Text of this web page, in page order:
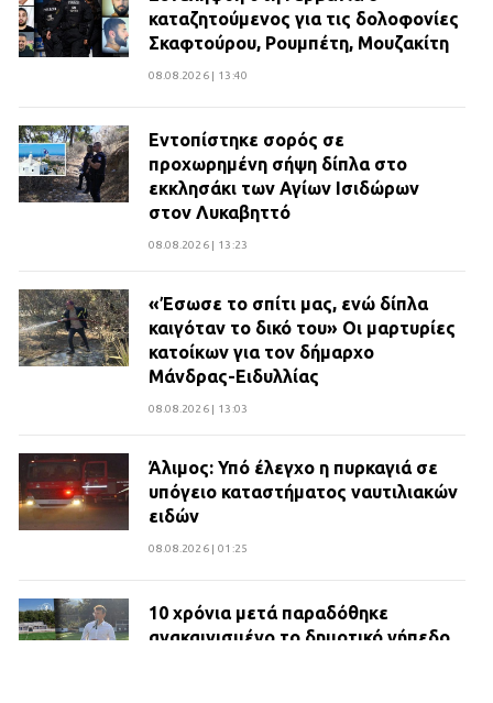
καταζητούμενος για τις δολοφονίες
Σκαφτούρου, Ρουμπέτη, Μουζακίτη
08.08.2026 | 13:40
Εντοπίστηκε σορός σε
προχωρημένη σήψη δίπλα στο
εκκλησάκι των Αγίων Ισιδώρων
στον Λυκαβηττό
08.08.2026 | 13:23
«Έσωσε το σπίτι μας, ενώ δίπλα
καιγόταν το δικό του» Οι μαρτυρίες
κατοίκων για τον δήμαρχο
Μάνδρας-Ειδυλλίας
08.08.2026 | 13:03
Άλιμος: Υπό έλεγχο η πυρκαγιά σε
υπόγειο καταστήματος ναυτιλιακών
ειδών
08.08.2026 | 01:25
10 χρόνια μετά παραδόθηκε
ανακαινισμένο το δημοτικό γήπεδο